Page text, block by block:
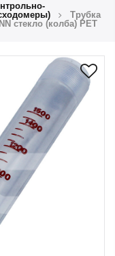
Трубка
стекло (колба) PET